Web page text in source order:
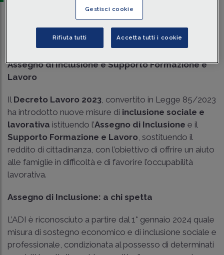
Tempo di lettura8 min.
Assegno di Inclusione e Supporto Formazione e
Lavoro
Il Decreto Lavoro 2023 , convertito in Legge 85/2023
ha introdotto nuove misure di inclusione sociale e
lavorativa istituendo l’Assegno di Inclusione e il
Supporto Formazione e Lavoro , sostituendo il
reddito di cittadinanza, con l’obiettivo di offrire un aiuto
alle famiglie in difficoltà e di favorire l’occupabilità
lavorativa.
Assegno di Inclusione: a chi spetta
L’ADI è riconosciuto a partire dal 1° gennaio 2024 quale
misura di sostegno economico e di inclusione sociale e
professionale, condizionata al possesso di determinati
Gestisci cookie
Rifiuta tutti Accetta tutti i cookie